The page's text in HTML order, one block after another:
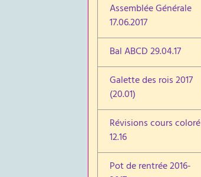
Assemblée Générale
17.06.2017
Bal ABCD 29.04.17
Galette des rois 2017
(20.01)
Révisions cours coloré
12.16
Pot de rentrée 2016-